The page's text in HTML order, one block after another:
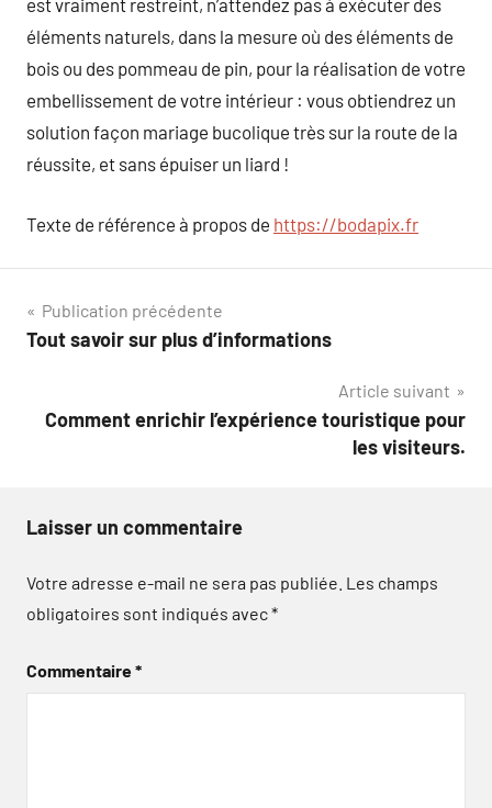
est vraiment restreint, n’attendez pas à exécuter des
éléments naturels, dans la mesure où des éléments de
bois ou des pommeau de pin, pour la réalisation de votre
embellissement de votre intérieur : vous obtiendrez un
solution façon mariage bucolique très sur la route de la
réussite, et sans épuiser un liard !
Texte de référence à propos de https://bodapix.fr
Navigation
de
Publication précédente
Tout savoir sur plus d’informations
Article suivant
Comment enrichir l’expérience touristique pour
les visiteurs.
Laisser un commentaire
Votre adresse e-mail ne sera pas publiée. Les champs
obligatoires sont indiqués avec*
Commentaire*